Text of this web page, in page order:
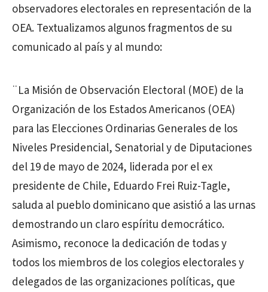
observadores electorales en representación de la
OEA. Textualizamos algunos fragmentos de su
comunicado al país y al mundo:
¨La Misión de Observación Electoral (MOE) de la
Organización de los Estados Americanos (OEA)
para las Elecciones Ordinarias Generales de los
Niveles Presidencial, Senatorial y de Diputaciones
del 19 de mayo de 2024, liderada por el ex
presidente de Chile, Eduardo Frei Ruiz-Tagle,
saluda al pueblo dominicano que asistió a las urnas
demostrando un claro espíritu democrático.
Asimismo, reconoce la dedicación de todas y
todos los miembros de los colegios electorales y
delegados de las organizaciones políticas, que